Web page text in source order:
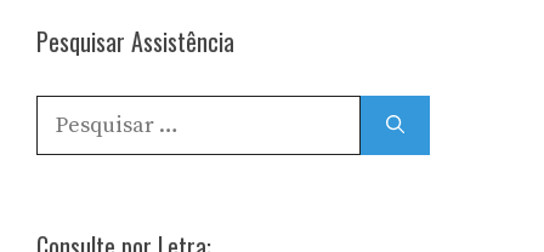
Pesquisar Assistência
Pesquisar
por: